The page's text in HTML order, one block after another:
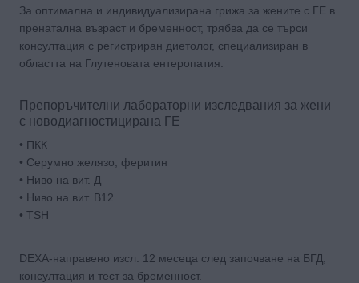
За оптимална и индивидуализирана грижа за жените с ГЕ в
пренатална възраст и бременност, трябва да се търси
консултация с регистриран диетолог, специализиран в
областта на Глутеновата ентеропатия.
Препоръчителни лабораторни изследвания за жени
с новодиагностицирана ГЕ
• ПКК
• Серумно желязо, феритин
• Ниво на вит. Д
• Ниво на вит. В12
• TSH
DEXA-направено изсл. 12 месеца след започване на БГД,
консултация и тест за бременност.